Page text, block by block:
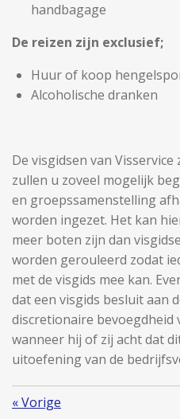
handbagage
De reizen zijn exclusief;
Huur of koop
Alcoholische dranken
De visgidsen van
zullen u zoveel mogelijk
en groepssamenstelling
worden ingezet. Het kan
meer boten zijn dan
worden gerouleerd zodat
met de visgids mee kan.
dat een visgids besluit aan
discretionaire bevoegdheid
wanneer hij of zij acht dat
uitoefening van de
«Vorige